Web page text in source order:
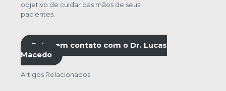
objetivo de cuidar das mãos de seus
pacientes.
Entre em contato com o Dr. Lucas
Macedo
Artigos Relacionados